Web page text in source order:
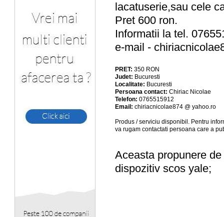
lacatuserie,sau cele
Pret 600 ron.
Informatii la tel.
e-mail -
PRET: 350 RON
Judet: Bucuresti
Localitate: Bucuresti
Persoana contact: Chiriac Nicolae
Telefon: 0765515912
Email: chiriacnicolae874 @ yahoo.ro
Produs / serviciu disponibil . Pentru
va rugam contactati persoana care a
Aceasta propunere
dispozitiv scos yale;